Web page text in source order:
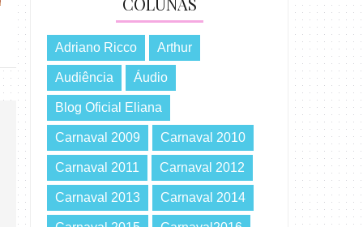
Adriano Ricco Arthur
Audiência Áudio
Blog Oficial Eliana
Carnaval 2009 Carnaval 2010
Carnaval 2011 Carnaval 2012
Carnaval 2013 Carnaval 2014